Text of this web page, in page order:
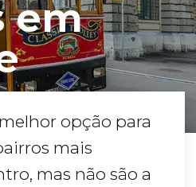
em
opção para
mais
mas não são a